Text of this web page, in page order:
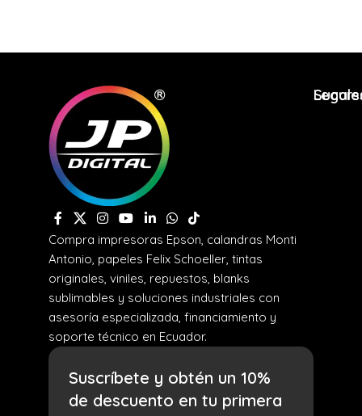
Compra impresoras Epson, calandras Monti
Antonio, papeles Felix Schoeller, tintas
originales, viniles, repuestos, blanks
sublimables y soluciones industriales con
asesoría especializada, financiamiento y
soporte técnico en Ecuador.
Suscríbete y obtén un 10%
de descuento en tu primera